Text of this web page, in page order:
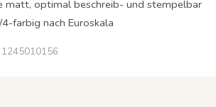
matt, optimal beschreib- und stempelbar
farbig nach Euroskala